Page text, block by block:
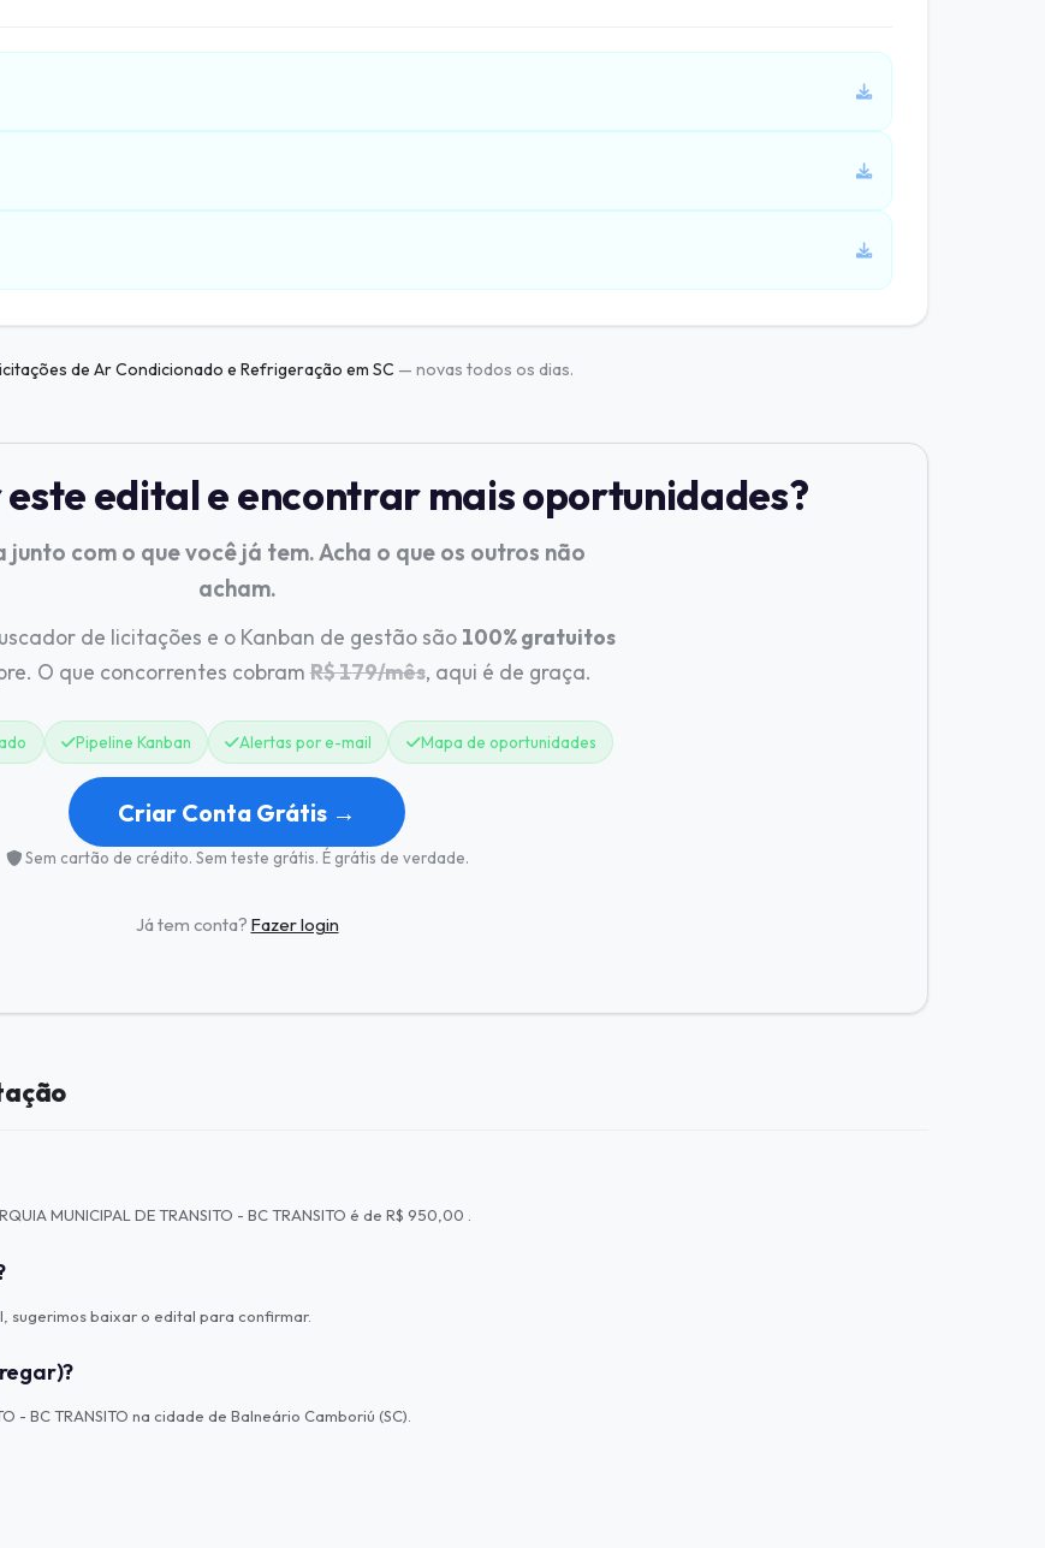
de Ar Condicionado e Refrigeração em SC — novas todos os dias.
edital e encontrar mais oportunidades?
junto com o que você já tem. Acha o que os outros não
acham.
de licitações e o Kanban de gestão são 100% gratuitos
O que concorrentes cobramR$ 179/mês, aqui é de graça.
Pipeline Kanban Alertas por e-mail Mapa de oportunidades
Criar Conta Grátis →
Sem cartão de crédito. Sem teste grátis. É grátis de verdade.
Já tem conta? Fazer login
MUNICIPAL DE TRANSITO - BC TRANSITO é de R$ 950,00 .
sugerimos baixar o edital para confirmar.
- BC TRANSITO na cidade de Balneário Camboriú (SC).